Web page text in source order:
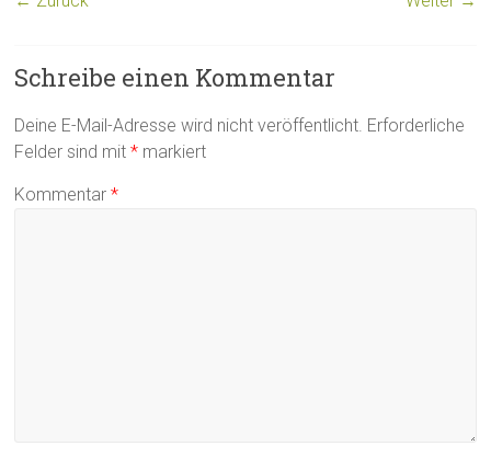
Schreibe einen Kommentar
Deine E-Mail-Adresse wird nicht veröffentlicht. Erforderliche
Felder sind mit* markiert
Kommentar*